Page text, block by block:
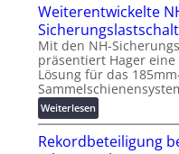
a
l
e
T
r
a
n
s
p
a
u
:
F
o
r
s
c
h
o
l
t
a
-
X
2
0
2
Weiterentwickelte
Mit den NH-
präsentiert Hager
Lösung für das
Weiterlesen:
W
e
Rekordbeteiligung